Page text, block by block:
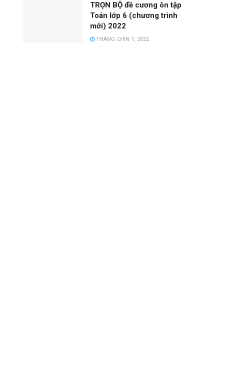
TRỌN BỘ đề cương ôn tập
Toán lớp 6 (chương trình
mới) 2022
THÁNG CHÍN 7, 2022